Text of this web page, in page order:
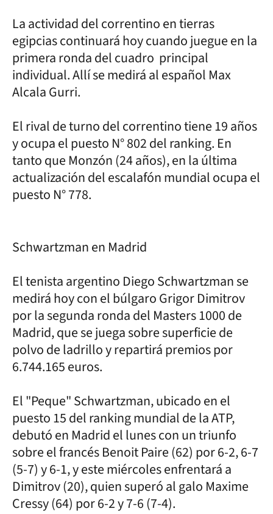
La actividad del correntino en tierras
egipcias continuará hoy cuando juegue en la
primera ronda del cuadro principal
individual. Allí se medirá al español Max
Alcala Gurri.
El rival de turno del correntino tiene 19 años
y ocupa el puesto N° 802 del ranking. En
tanto que Monzón (24 años), en la última
actualización del escalafón mundial ocupa el
puesto N° 778.
Schwartzman en Madrid
El tenista argentino Diego Schwartzman se
medirá hoy con el búlgaro Grigor Dimitrov
por la segunda ronda del Masters 1000 de
Madrid, que se juega sobre superficie de
polvo de ladrillo y repartirá premios por
6.744.165 euros.
El "Peque" Schwartzman, ubicado en el
puesto 15 del ranking mundial de la ATP,
debutó en Madrid el lunes con un triunfo
sobre el francés Benoit Paire (62) por 6-2, 6-7
(5-7) y 6-1, y este miércoles enfrentará a
Dimitrov (20), quien superó al galo Maxime
Cressy (64) por 6-2 y 7-6 (7-4).